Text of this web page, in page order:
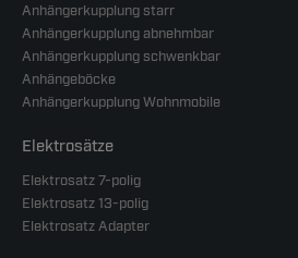
Anhängerkupplung starr
Anhängerkupplung abnehmbar
Anhängerkupplung schwenkbar
Anhängeböcke
Anhängerkupplung Wohnmobile
Elektrosätze
Elektrosatz 7-polig
Elektrosatz 13-polig
Elektrosatz Adapter